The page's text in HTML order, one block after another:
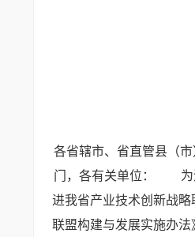
各省辖市、省直管县（
门，各有关单位：
为深
进我省产业技术创新战
联盟构建与发展实施办法